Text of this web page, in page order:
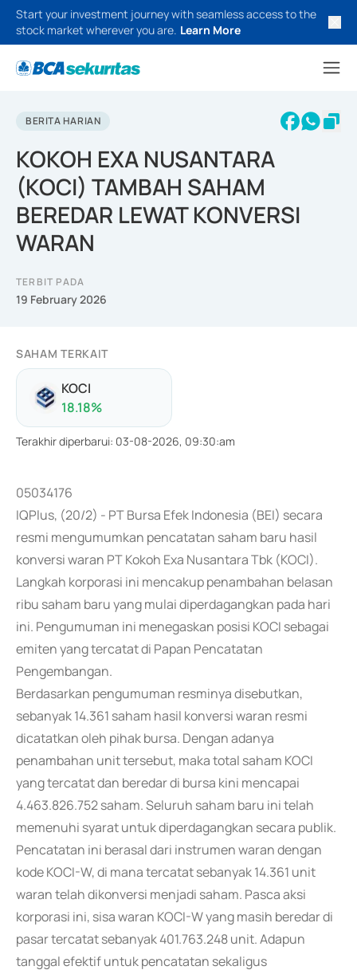
Start your investment journey with seamless access to the
stock market wherever you are. Learn More
BERITA HARIAN
KOKOH EXA NUSANTARA
(KOCI) TAMBAH SAHAM
BEREDAR LEWAT KONVERSI
WARAN
TERBIT PADA
19 February 2026
SAHAM TERKAIT
KOCI
18.18%
Terakhir diperbarui: 03-08-2026, 09:30:am
05034176
IQPlus, (20/2) - PT Bursa Efek Indonesia (BEI) secara
resmi mengumumkan pencatatan saham baru hasil
konversi waran PT Kokoh Exa Nusantara Tbk (KOCI).
Langkah korporasi ini mencakup penambahan belasan
ribu saham baru yang mulai diperdagangkan pada hari
ini. Pengumuman ini menegaskan posisi KOCI sebagai
emiten yang tercatat di Papan Pencatatan
Pengembangan.
Berdasarkan pengumuman resminya disebutkan,
sebanyak 14.361 saham hasil konversi waran resmi
dicatatkan oleh pihak bursa. Dengan adanya
penambahan unit tersebut, maka total saham KOCI
yang tercatat dan beredar di bursa kini mencapai
4.463.826.752 saham. Seluruh saham baru ini telah
memenuhi syarat untuk diperdagangkan secara publik.
Pencatatan ini berasal dari instrumen waran dengan
kode KOCI-W, di mana tercatat sebanyak 14.361 unit
waran telah dikonversi menjadi saham. Pasca aksi
korporasi ini, sisa waran KOCI-W yang masih beredar di
pasar tercatat sebanyak 401.763.248 unit. Adapun
tanggal efektif untuk pencatatan sekaligus